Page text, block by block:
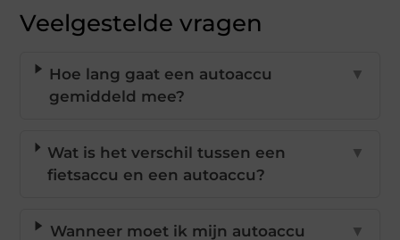
Veelgestelde vragen
Hoe lang gaat een autoaccu
gemiddeld mee?
▼
Wat is het verschil tussen een
fietsaccu en een autoaccu?
▼
Wanneer moet ik mijn autoaccu
▼